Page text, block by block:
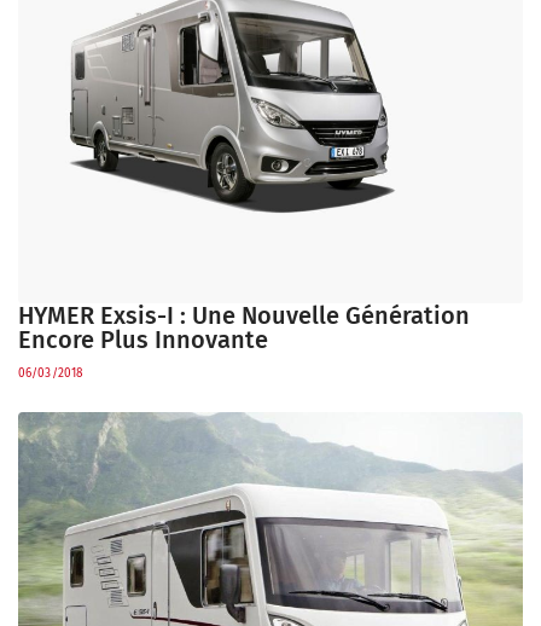
HYMER Exsis-I : Une Nouvelle Génération
Encore Plus Innovante
06/03/2018